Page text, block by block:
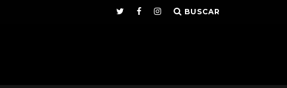
BUSCAR